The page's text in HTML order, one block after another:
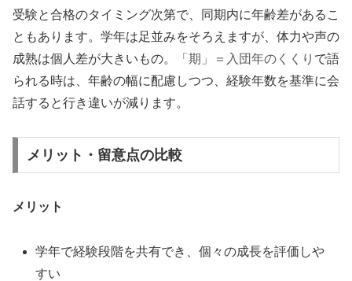
受験と合格のタイミング次第で、同期内に年齢差があるこ
ともあります。学年は足並みをそろえますが、体力や声の
成熟は個人差が大きいもの。
「期」＝入団年のくくり で語
られる時は、年齢の幅に配慮しつつ、経験年数を基準に会
話すると行き違いが減ります。
メリット・留意点の比較
メリット
学年で経験段階を共有でき、個々の成長を評価しや
すい